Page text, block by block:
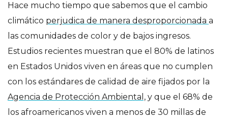
Hace mucho tiempo que sabemos que el cambio
climático perjudica de manera desproporcionada a
las comunidades de color y de bajos ingresos.
Estudios recientes muestran que el 80% de latinos
en Estados Unidos viven en áreas que no cumplen
con los estándares de calidad de aire fijados por la
Agencia de Protección Ambiental, y que el 68% de
los afroamericanos viven a menos de 30 millas de